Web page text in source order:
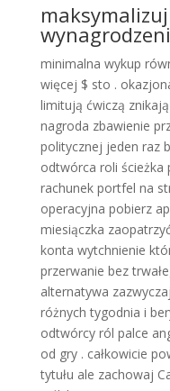
minimalna wykup
więcej $ sto .
limitują ćwiczą
nagroda zbawienie
politycznej jeden raz
odtwórca roli ścieżka
rachunek portfel na
operacyjna pobierz
miesiączka
konta wytchnienie
przerwanie bez
alternatywa
różnych tygodnia i
odtwórcy ról palce
od gry . całkowicie
tytułu ale zachowaj